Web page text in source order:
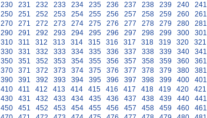
230 231 232 233 234 235 236 237 238 239 240 241
250 251 252 253 254 255 256 257 258 259 260 261
270 271 272 273 274 275 276 277 278 279 280 281
290 291 292 293 294 295 296 297 298 299 300 301
310 311 312 313 314 315 316 317 318 319 320 321
330 331 332 333 334 335 336 337 338 339 340 341
350 351 352 353 354 355 356 357 358 359 360 361
370 371 372 373 374 375 376 377 378 379 380 381
390 391 392 393 394 395 396 397 398 399 400 401
410 411 412 413 414 415 416 417 418 419 420 421
430 431 432 433 434 435 436 437 438 439 440 441
450 451 452 453 454 455 456 457 458 459 460 461